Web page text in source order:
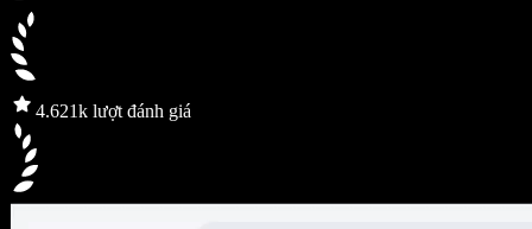
4.621k lượt đánh giá